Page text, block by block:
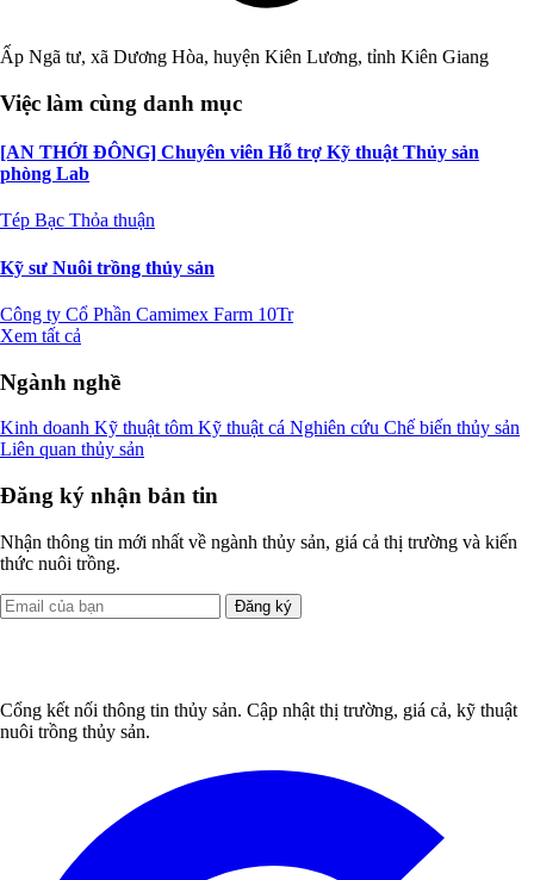
Ấp Ngã tư, xã Dương Hòa, huyện Kiên Lương, tỉnh Kiên Giang
Việc làm cùng danh mục
[AN THỚI ĐÔNG] Chuyên viên Hỗ trợ Kỹ thuật Thủy sản
phòng Lab
Tép Bạc Thỏa thuận
Kỹ sư Nuôi trồng thủy sản
Công ty Cổ Phần Camimex Farm 10Tr
Xem tất cả
Ngành nghề
Kinh doanh Kỹ thuật tôm Kỹ thuật cá Nghiên cứu Chế biến thủy sản
Liên quan thủy sản
Đăng ký nhận bản tin
Nhận thông tin mới nhất về ngành thủy sản, giá cả thị trường và kiến
thức nuôi trồng.
Đăng ký
Cổng kết nối thông tin thủy sản. Cập nhật thị trường, giá cả, kỹ thuật
nuôi trồng thủy sản.